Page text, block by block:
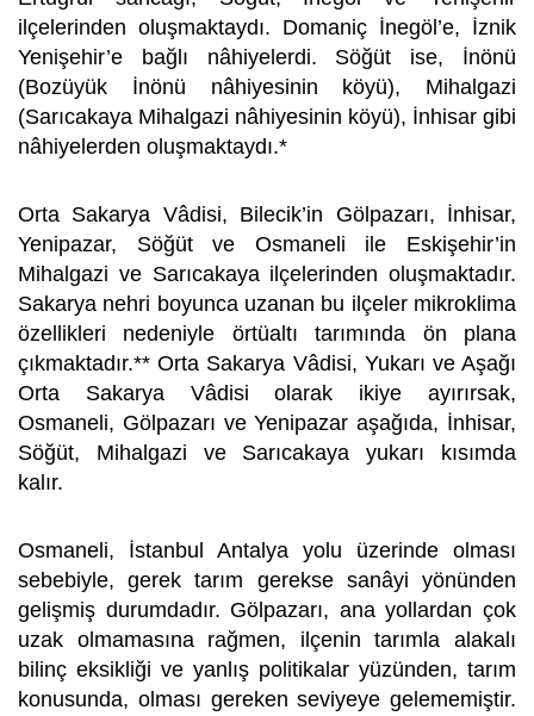
ilçelerinden oluşmaktaydı. Domaniç İnegöl’e, İznik
Yenişehir’e bağlı nâhiyelerdi. Söğüt ise, İnönü
(Bozüyük İnönü nâhiyesinin köyü), Mihalgazi
(Sarıcakaya Mihalgazi nâhiyesinin köyü), İnhisar gibi
nâhiyelerden oluşmaktaydı.*
Orta Sakarya Vâdisi, Bilecik’in Gölpazarı, İnhisar,
Yenipazar, Söğüt ve Osmaneli ile Eskişehir’in
Mihalgazi ve Sarıcakaya ilçelerinden oluşmaktadır.
Sakarya nehri boyunca uzanan bu ilçeler mikroklima
özellikleri nedeniyle örtüaltı tarımında ön plana
çıkmaktadır.** Orta Sakarya Vâdisi, Yukarı ve Aşağı
Orta Sakarya Vâdisi olarak ikiye ayırırsak,
Osmaneli, Gölpazarı ve Yenipazar aşağıda, İnhisar,
Söğüt, Mihalgazi ve Sarıcakaya yukarı kısımda
kalır.
Osmaneli, İstanbul Antalya yolu üzerinde olması
sebebiyle, gerek tarım gerekse sanâyi yönünden
gelişmiş durumdadır. Gölpazarı, ana yollardan çok
uzak olmamasına rağmen, ilçenin tarımla alakalı
bilinç eksikliği ve yanlış politikalar yüzünden, tarım
konusunda, olması gereken seviyeye gelememiştir.